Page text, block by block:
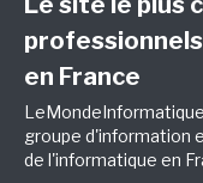
professionnels
en France
groupe d'information
de l'informatique en